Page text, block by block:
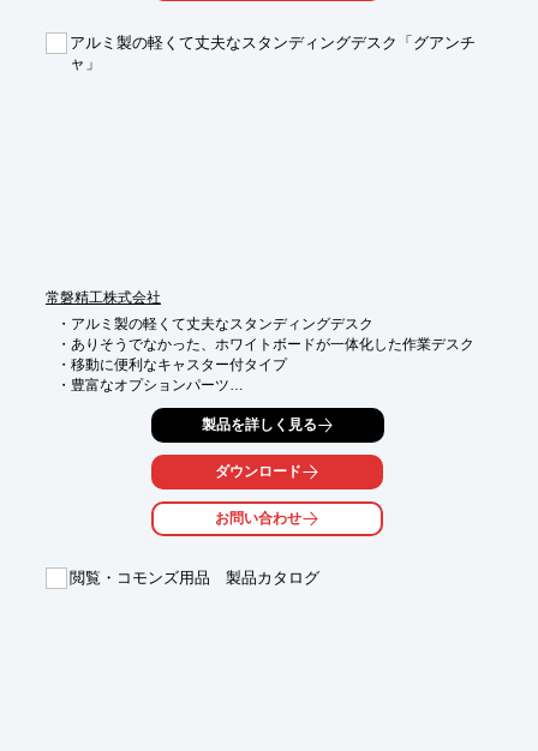
【特長】
■結線したまま使用が可能
アルミ製の軽くて丈夫なスタンディングデスク「グアンチ
ャ」
常磐精工株式会社
・アルミ製の軽くて丈夫なスタンディングデスク
・ありそうでなかった、ホワイトボードが一体化した作業デスク
・移動に便利なキャスター付タイプ
・豊富なオプションパーツ
※詳しくはお問い合わせいただくかPDFをダウンロードしてご覧
製品を詳しく見る
ダウンロード
お問い合わせ
閲覧・コモンズ用品 製品カタログ